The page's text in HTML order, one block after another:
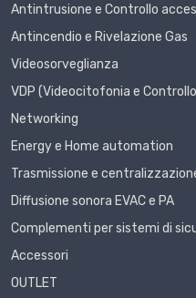
Antintrusione e Controllo
Antincendio e Rivelazione Gas
Videosorveglianza
VDP (Videocitofonia e
Networking
Energy e Home automation
Trasmissione e
Diffusione sonora EVAC e PA
Complementi per sistemi di
Accessori
OUTLET